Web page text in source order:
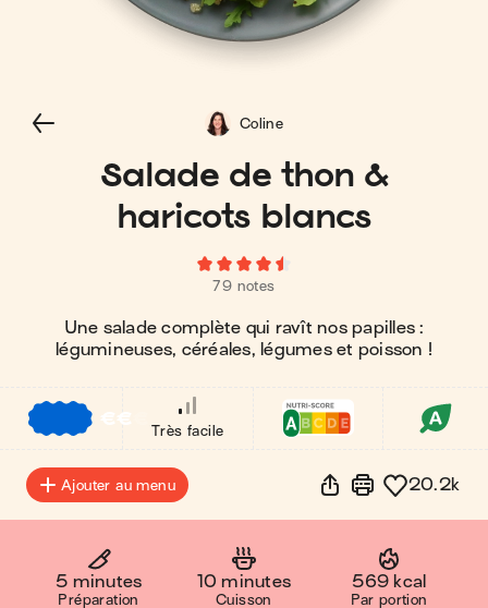
Salade de thon &
haricots blancs
79 notes
Une salade complète qui ravît nos papilles :
légumineuses, céréales, légumes et poisson !
Coline
€€
Très facile
Ajouter au menu 20.2k
5 minutes
Préparation
10 minutes
Cuisson
569 kcal
Par portion